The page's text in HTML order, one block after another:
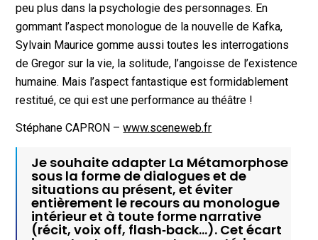
peu plus dans la psychologie des personnages. En
gommant l’aspect monologue de la nouvelle de Kafka,
Sylvain Maurice gomme aussi toutes les interrogations
de Gregor sur la vie, la solitude, l’angoisse de l’existence
humaine. Mais l’aspect fantastique est formidablement
restitué, ce qui est une performance au théâtre !
Stéphane CAPRON –www.sceneweb.fr
Je souhaite adapter La Métamorphose
sous la forme de dialogues et de
situations au présent, et éviter
entièrement le recours au monologue
intérieur et à toute forme narrative
(récit, voix off, flash‐back…). Cet écart